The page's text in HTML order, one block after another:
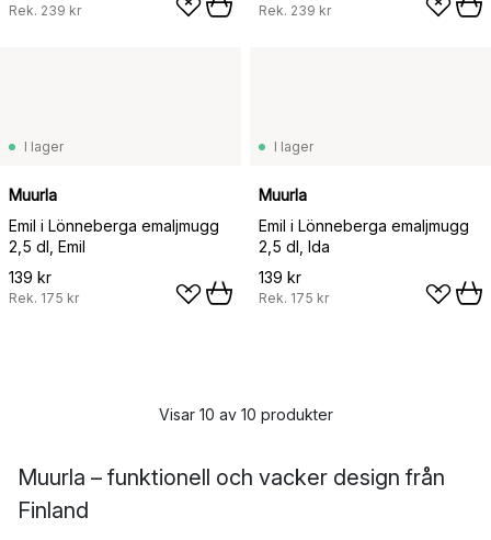
Rek. 239 kr Rek. 239 kr
I lager
Muurla
Emil i Lönneberga emaljmugg
2,5 dl, Emil
139 kr
Rek. 175 kr
I lager
Muurla
Emil i Lönneberga emaljmugg
2,5 dl, Ida
139 kr
Rek. 175 kr
Visar 10 av 10 produkter
Muurla – funktionell och vacker design från
Finland